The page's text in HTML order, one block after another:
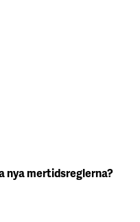
nya mertidsreglerna?